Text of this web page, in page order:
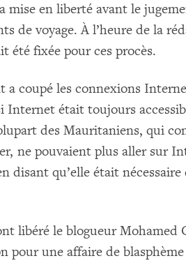
mise en liberté avant le
de voyage. À l’heure de la
été fixée pour ces procès.
a coupé les connexions
Internet était toujours
des Mauritaniens, qui
ne pouvaient plus aller sur
disant qu’elle était
libéré le blogueur Mohamed
pour une affaire de